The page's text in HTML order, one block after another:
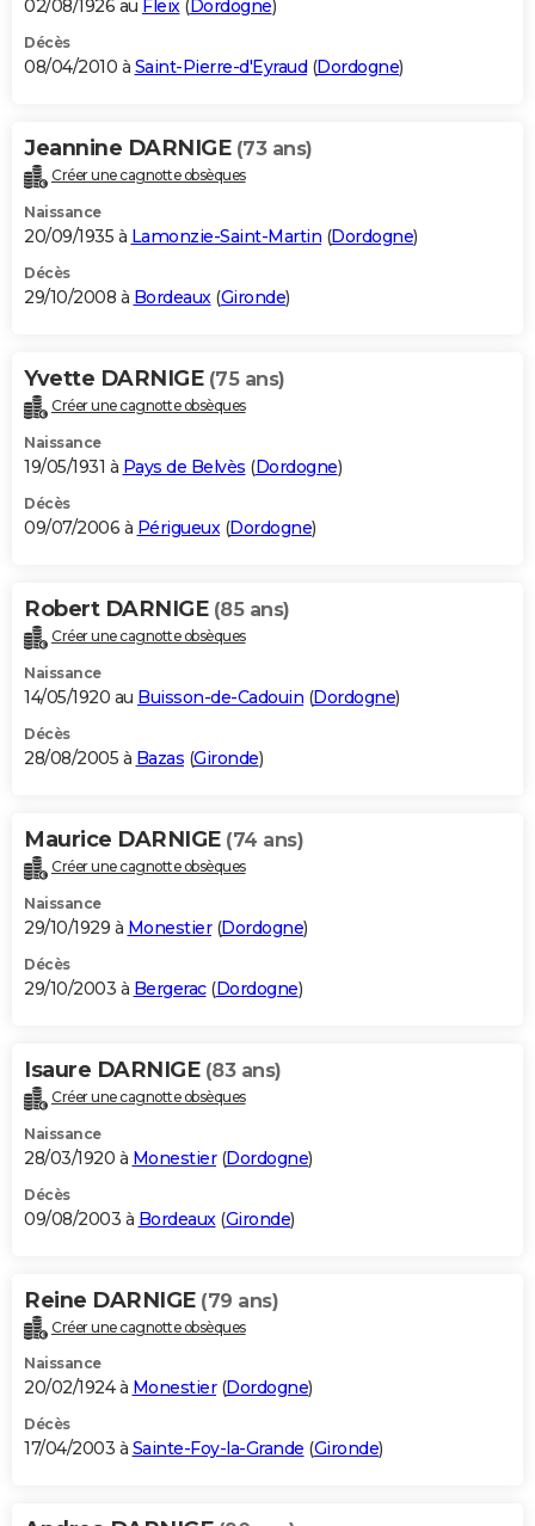
02/08/1926 au Fleix( Dordogne)
Décès
08/04/2010 à Saint-Pierre-d'Eyraud (Dordogne)
Jeannine DARNIGE (73 ans)
Créer une cagnotte obsèques
Naissance
20/09/1935 à Lamonzie-Saint-Martin (Dordogne)
Décès
29/10/2008 à Bordeaux(Gironde)
Yvette DARNIGE (75 ans)
Créer une cagnotte obsèques
Naissance
19/05/1931 à Pays de Belvès (Dordogne)
Décès
09/07/2006 à Périgueux(Dordogne)
Robert DARNIGE (85 ans)
Créer une cagnotte obsèques
Naissance
14/05/1920 au Buisson-de-Cadouin (Dordogne)
Décès
28/08/2005 à Bazas (Gironde)
Maurice DARNIGE (74 ans)
Créer une cagnotte obsèques
Naissance
29/10/1929 à Monestier(Dordogne)
Décès
29/10/2003 à Bergerac(Dordogne)
Isaure DARNIGE (83 ans)
Créer une cagnotte obsèques
Naissance
28/03/1920 à Monestier(Dordogne)
Décès
09/08/2003 à Bordeaux (Gironde)
Reine DARNIGE (79 ans)
Créer une cagnotte obsèques
Naissance
20/02/1924 à Monestier(Dordogne)
Décès
17/04/2003 à Sainte-Foy-la-Grande (Gironde)